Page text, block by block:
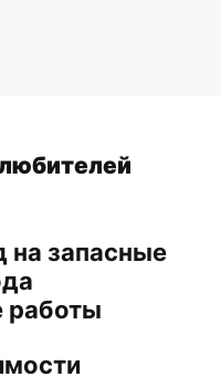
на запасные
работы